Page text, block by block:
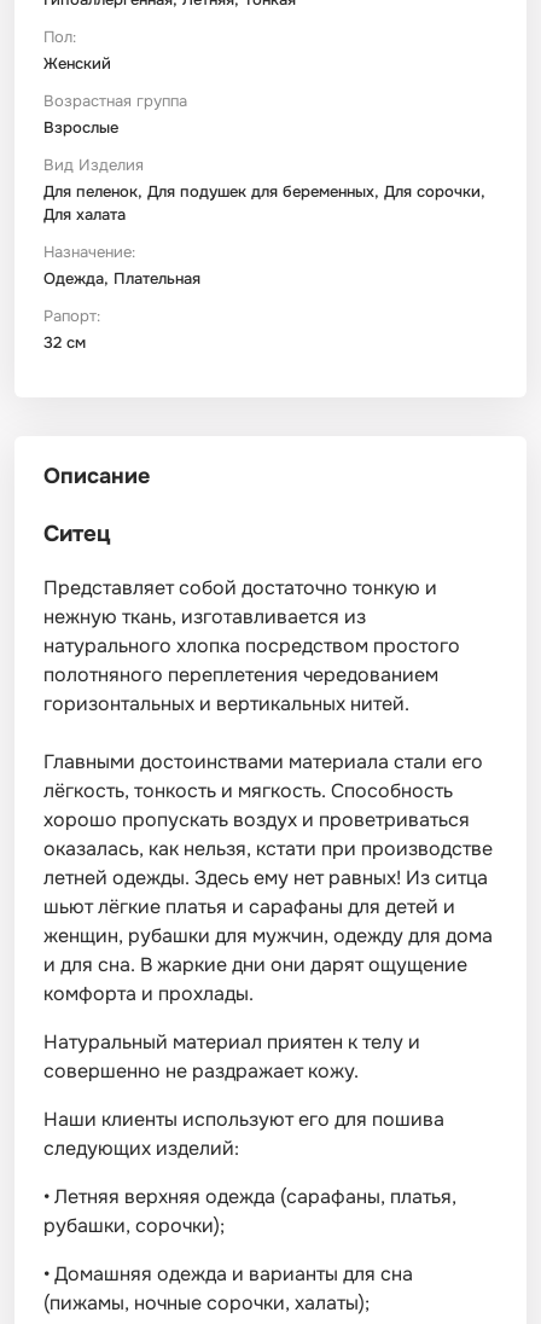
Пол:
Женский
Возрастная группа
Взрослые
Вид Изделия
Для пеленок, Для подушек для беременных, Для сорочки,
Для халата
Назначение:
Одежда, Плательная
Рапорт:
32 см
Описание
Ситец
Представляет собой достаточно тонкую и
нежную ткань, изготавливается из
натурального хлопка посредством простого
полотняного переплетения чередованием
горизонтальных и вертикальных нитей.
Главными достоинствами материала стали его
лёгкость, тонкость и мягкость. Способность
хорошо пропускать воздух и проветриваться
оказалась, как нельзя, кстати при производстве
летней одежды. Здесь ему нет равных! Из ситца
шьют лёгкие платья и сарафаны для детей и
женщин, рубашки для мужчин, одежду для дома
и для сна. В жаркие дни они дарят ощущение
комфорта и прохлады.
Натуральный материал приятен к телу и
совершенно не раздражает кожу.
Наши клиенты используют его для пошива
следующих изделий:
•Летняя верхняя одежда (сарафаны, платья,
рубашки, сорочки);
•Домашняя одежда и варианты для сна
(пижамы, ночные сорочки, халаты);